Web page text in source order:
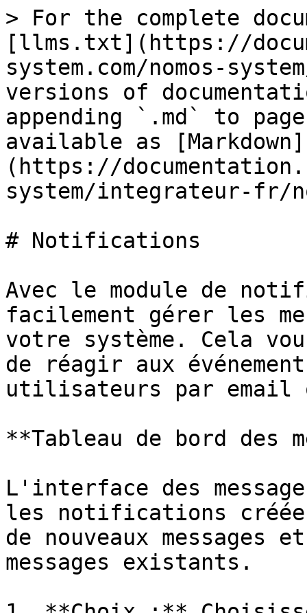
> For the complete
[llms.txt](https://
system.com/nomos-
versions of
appending `.md` to
available as [Markdown]
(https://
system/integrateur-fr/
# Notifications
Avec le module de
facilement gérer les
votre système. Cela
de réagir aux
utilisateurs par email
**Tableau de bord des
L'interface des
les notifications
de nouveaux
messages existants.